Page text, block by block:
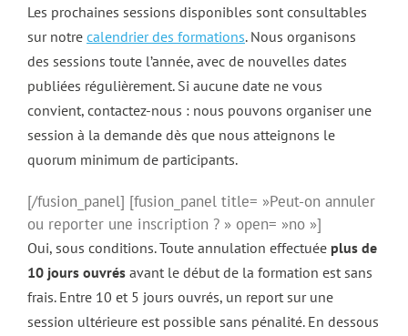
Les prochaines sessions disponibles sont consultables
sur notre calendrier des formations. Nous organisons
des sessions toute l’année, avec de nouvelles dates
publiées régulièrement. Si aucune date ne vous
convient, contactez-nous : nous pouvons organiser une
session à la demande dès que nous atteignons le
quorum minimum de participants.
[/fusion_panel] [fusion_panel title= »Peut-on annuler
ou reporter une inscription ? » open= »no »]
Oui, sous conditions. Toute annulation effectuée plus de
10 jours ouvrésavant le début de la formation est sans
frais. Entre 10 et 5 jours ouvrés, un report sur une
session ultérieure est possible sans pénalité. En dessous